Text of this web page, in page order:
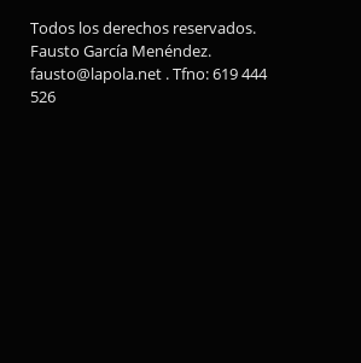
Todos los derechos reservados.
Fausto García Menéndez.
fausto@lapola.net . Tfno: 619 444
526